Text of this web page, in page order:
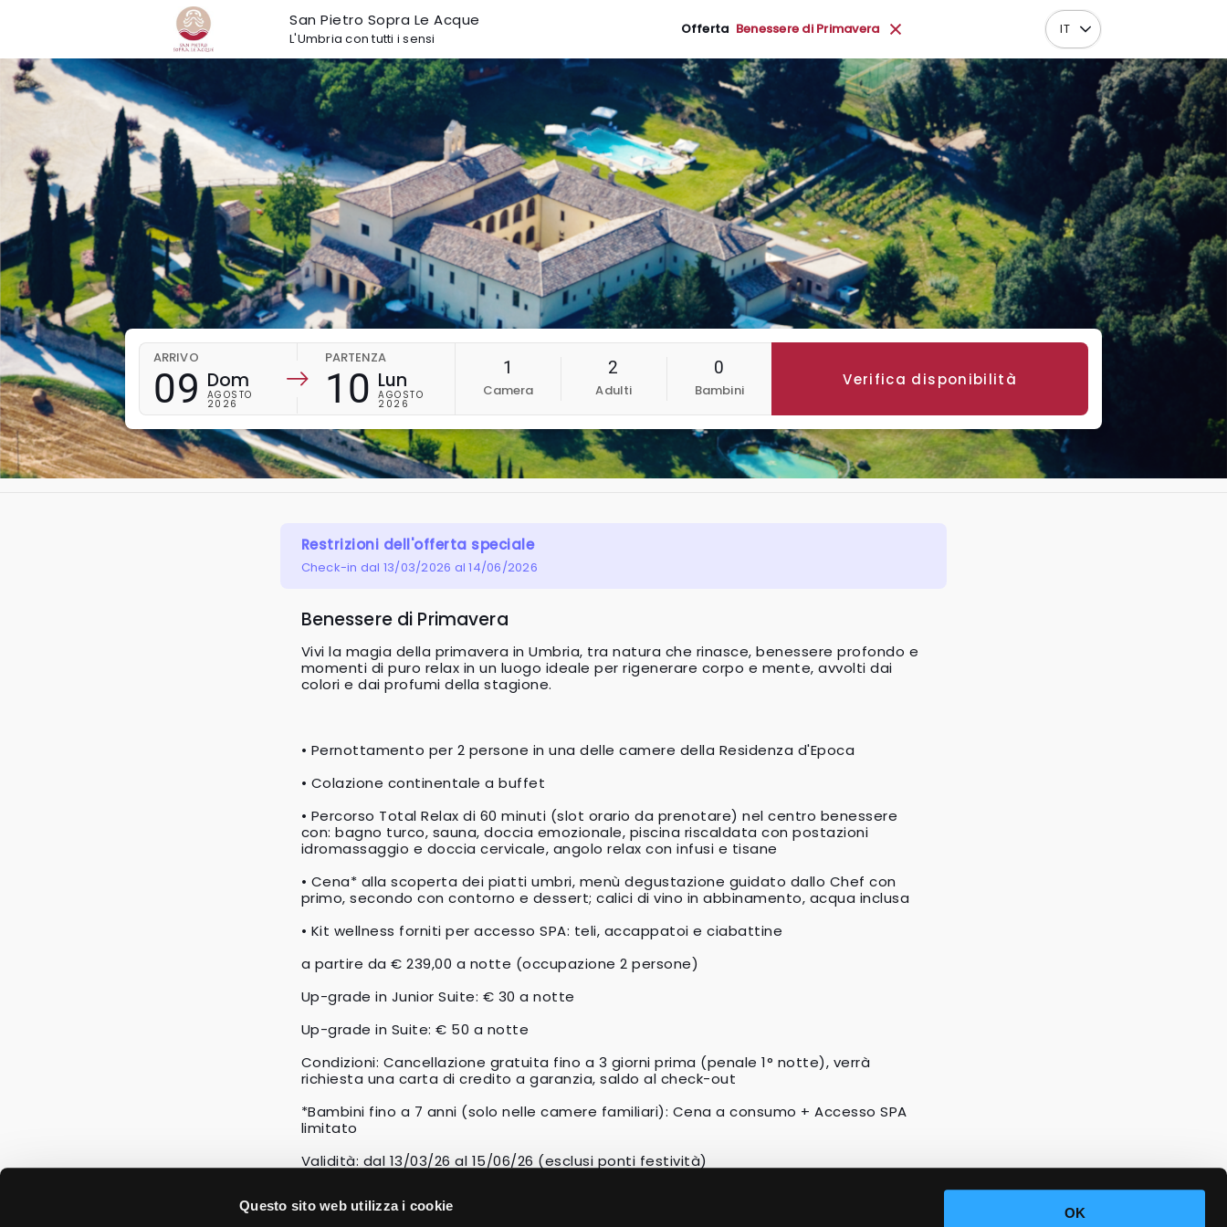
Questo sito web utilizza i cookie
OK
San Pietro Sopra Le Acque
L'Umbria con tutti i sensi
Offerta Benessere di Primavera IT
ARRIVO
09 Dom
AGOSTO
2026
PARTENZA
10 Lun
AGOSTO
2026
1
Camera
2
Adulti
0
Bambini
Verifica disponibilità
Restrizioni dell'offerta speciale
Check-in dal 13/03/2026 al 14/06/2026
Benessere di Primavera
Vivi la magia della primavera in Umbria, tra natura che rinasce, benessere profondo e
momenti di puro relax in un luogo ideale per rigenerare corpo e mente, avvolti dai
colori e dai profumi della stagione.
• Pernottamento per 2 persone in una delle camere della Residenza d'Epoca
• Colazione continentale a buffet
• Percorso Total Relax di 60 minuti (slot orario da prenotare) nel centro benessere
con: bagno turco, sauna, doccia emozionale, piscina riscaldata con postazioni
idromassaggio e doccia cervicale, angolo relax con infusi e tisane
• Cena* alla scoperta dei piatti umbri, menù degustazione guidato dallo Chef con
primo, secondo con contorno e dessert; calici di vino in abbinamento, acqua inclusa
• Kit wellness forniti per accesso SPA: teli, accappatoi e ciabattine
a partire da € 239,00 a notte (occupazione 2 persone)
Up-grade in Junior Suite: € 30 a notte
Up-grade in Suite: € 50 a notte
Condizioni: Cancellazione gratuita fino a 3 giorni prima (penale 1° notte), verrà
richiesta una carta di credito a garanzia, saldo al check-out
*Bambini fino a 7 anni (solo nelle camere familiari): Cena a consumo + Accesso SPA
limitato
Validità: dal 13/03/26 al 15/06/26 (esclusi ponti festività)